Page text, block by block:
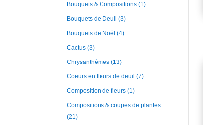
Bouquets & Compositions (1)
Bouquets de Deuil (3)
Bouquets de Noël (4)
Cactus (3)
Chrysanthèmes (13)
Coeurs en fleurs de deuil (7)
Composition de fleurs (1)
Compositions & coupes de plantes
(21)